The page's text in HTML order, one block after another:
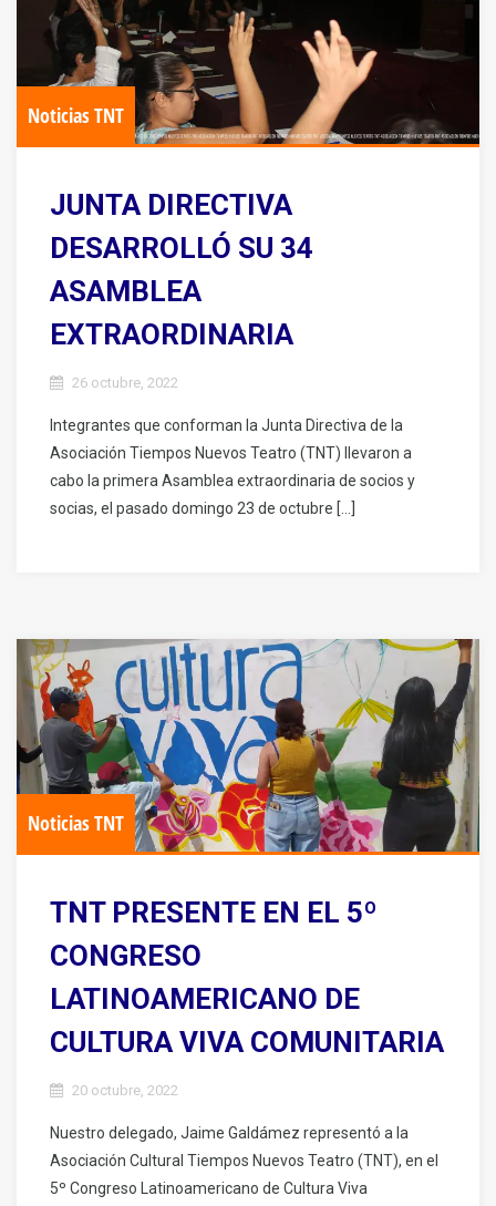
Noticias TNT
JUNTA DIRECTIVA
DESARROLLÓ SU 34
ASAMBLEA
EXTRAORDINARIA
26 octubre, 2022
Integrantes que conforman la Junta Directiva de la
Asociación Tiempos Nuevos Teatro (TNT) llevaron a
cabo la primera Asamblea extraordinaria de socios y
socias, el pasado domingo 23 de octubre […]
Noticias TNT
TNT PRESENTE EN EL 5º
CONGRESO
LATINOAMERICANO DE
CULTURA VIVA COMUNITARIA
20 octubre, 2022
Nuestro delegado, Jaime Galdámez representó a la
Asociación Cultural Tiempos Nuevos Teatro (TNT), en el
5º Congreso Latinoamericano de Cultura Viva